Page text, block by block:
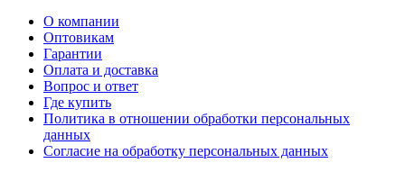
О компании
Оптовикам
Гарантии
Оплата и доставка
Вопрос и ответ
Где купить
Политика в отношении обработки персональных
данных
Согласие на обработку персональных данных